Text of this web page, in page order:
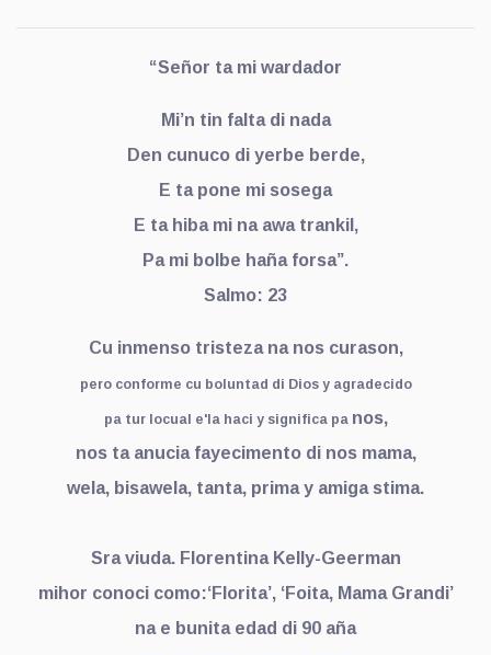
“Señor ta mi wardador
Mi’n tin falta di nada
Den cunuco di yerbe berde,
E ta pone mi sosega
E ta hiba mi na awa trankil,
Pa mi bolbe haña forsa”.
Salmo: 23
Cu inmenso tristeza na nos curason,
pero conforme cu boluntad di Dios y agradecido
pa tur locual e'la haci y significa pa nos,
nos ta anucia fayecimento di nos mama,
wela, bisawela, tanta, prima y amiga stima.
Sra viuda. Florentina Kelly-Geerman
mihor conoci como:‘Florita’, ‘Foita, Mama Grandi’
na e bunita edad di 90 aña